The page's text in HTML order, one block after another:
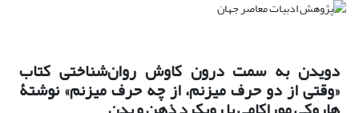
دویدن به سمت درون کاوش روان‌شناختی کتاب
«وقتی از دو حرف میزنم، از چه حرف میزنم» نوشتۀ